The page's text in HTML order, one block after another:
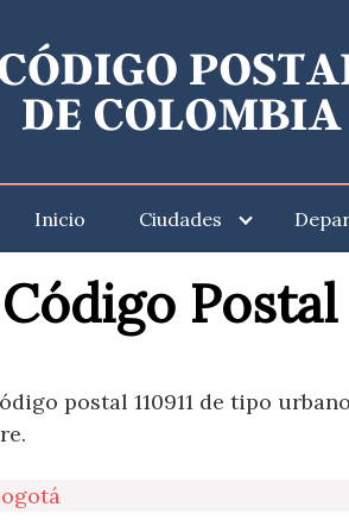
Inicio Ciudades
Código Postal
postal 110911 de tipo